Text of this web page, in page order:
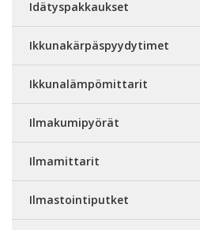
Idätyspakkaukset
Ikkunakärpäspyydytimet
Ikkunalämpömittarit
Ilmakumipyörät
Ilmamittarit
Ilmastointiputket